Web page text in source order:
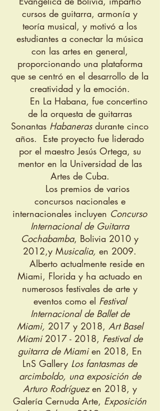
cursos de guitarra, armonía y
teoría musical, y motivó a los
estudiantes a conectar la música
con las artes en general,
proporcionando una plataforma
que se centró en el desarrollo de la
creatividad y la emoción.
En La Habana, fue concertino
de la orquesta de guitarras
Sonantas Habaneras durante cinco
años. Este proyecto fue liderado
por el maestro Jesús Ortega, su
mentor en la Universidad de las
Artes de Cuba.
Los premios de varios
concursos nacionales e
internacionales incluyen Concurso
Internacional de Guitarra
Cochabamba, Bolivia 2010 y
2012,y Musicalia, en 2009.
Alberto actualmente reside en
Miami, Florida y ha actuado en
numerosos festivales de arte y
eventos como el Festival
Internacional de Ballet de
Miami, 2017 y 2018, Art Basel
Miami 2017 - 2018, Festival de
guitarra de Miamien 2018, En
LnS Gallery Los fantasmas de
arcimboldo, una exposición de
Arturo Rodríguezen 2018, y
Galería Cernuda Arte, Exposición